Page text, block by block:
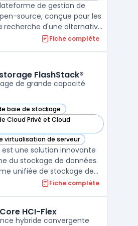
de gestion de
source, conçue pour les
recherche d'une alternative
vCenter. En tant que
centralisée de
...
Fiche complète
FlashStack®
de grande capacité
baie de stockage
FlashStack® dans cette catégorie
Cloud Privé et Cloud
FlashStack® dans cette catégorie
virtualisation de serveur
FlashStack® dans cette catégorie
est une solution innovante
du stockage de données.
unifiée de stockage de
est entièrement basée
baie de stockage de très
Fiche complète
HCI-Flex
hybride convergente